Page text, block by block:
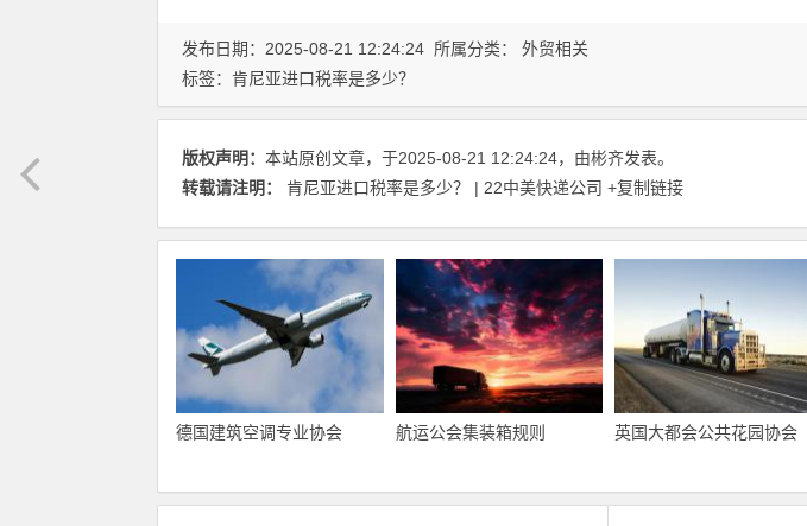
发布日期：2025-08-21 12:24:24 所属分类： 外贸相关
标签： 肯尼亚进口税率是多少？
版权声明： 本站原创文章，于2025-08-21 12:24:24，由彬齐发表。
转载请注明：
肯尼亚进口税率是多少？ | 22中美快递公司 +复制链接
德国建筑空调专业协会 航运公会集装箱规则 英国大都会公共花园协会